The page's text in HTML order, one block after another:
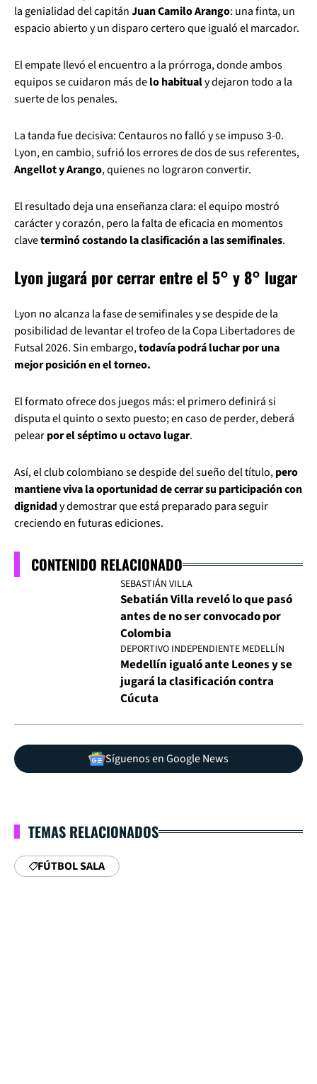
la genialidad del capitánJuan Camilo Arango: una finta, un
espacio abierto y un disparo certero que igualó el marcador.
El empate llevó el encuentro a la prórroga, donde ambos
equipos se cuidaron más delo habitualy dejaron todo a la
suerte de los penales.
La tanda fue decisiva: Centauros no falló y se impuso 3-0.
Lyon, en cambio, sufrió los errores de dos de sus referentes,
Angellot y Arango, quienes no lograron convertir.
El resultado deja una enseñanza clara: el equipo mostró
carácter y corazón, pero la falta de eficacia en momentos
claveterminó costando la clasificación a las semifinales.
Lyon jugará por cerrar entre el 5° y 8° lugar
Lyon no alcanza la fase de semifinales y se despide de la
posibilidad de levantar el trofeo de la Copa Libertadores de
Futsal 2026. Sin embargo,todavía podrá luchar por una
mejor posición en el torneo.
El formato ofrece dos juegos más: el primero definirá si
disputa el quinto o sexto puesto; en caso de perder, deberá
pelearpor el séptimo u octavo lugar.
Así, el club colombiano se despide del sueño del título,pero
mantiene viva la oportunidad de cerrar su participación con
dignidady demostrar que está preparado para seguir
creciendo en futuras ediciones.
CONTENIDO RELACIONADO
SEBASTIÁN VILLA
Sebatián Villa reveló lo que pasó
antes de no ser convocado por
Colombia
DEPORTIVO INDEPENDIENTE MEDELLÍN
Medellín igualó ante Leones y se
jugará la clasificación contra
Cúcuta
Síguenos en Google News
TEMAS RELACIONADOS
FÚTBOL SALA